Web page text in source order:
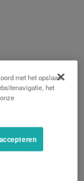
met het opslaan
het